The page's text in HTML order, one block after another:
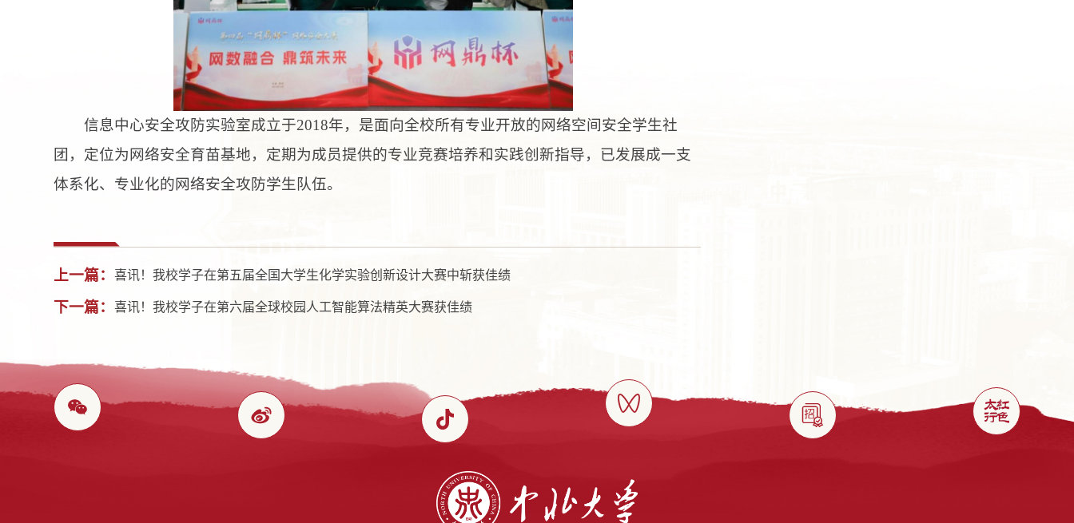
信息中心安全攻防实验室成立于2018年，是面向全校所有专业开放的网络空间安全学生社
团，定位为网络安全育苗基地，定期为成员提供的专业竞赛培养和实践创新指导，已发展成一支
体系化、专业化的网络安全攻防学生队伍。
上一篇：喜讯！我校学子在第五届全国大学生化学实验创新设计大赛中斩获佳绩
下一篇：喜讯！我校学子在第六届全球校园人工智能算法精英大赛获佳绩